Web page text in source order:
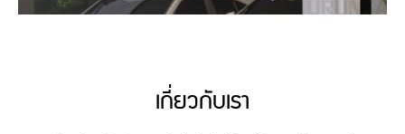
เกี่ยวกับเรา